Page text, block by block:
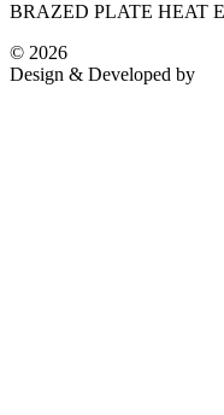
BRAZED PLATE HEAT
© 2026
Design & Developed by